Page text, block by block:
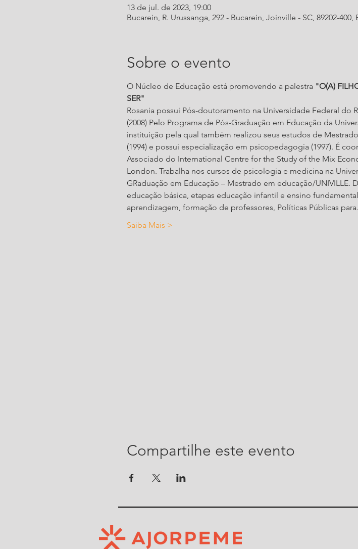
13 de jul. de 2023, 19:00
Bucarein, R. Urussanga, 292 - Bucarein, Joinville - SC, 89202-400,
Sobre o evento
O Núcleo de Educação está promovendo a palestra "O(A)
SER"
Rosania possui Pós-doutoramento na Universidade Federal do
(2008) Pelo Programa de Pós-Graduação em Educação da
instituição pela qual também realizou seus estudos de
(1994) e possui especialização em psicopedagogia (1997). É
Associado do International Centre for the Study of the Mix
London. Trabalha nos cursos de psicologia e medicina na
GRaduação em Educação – Mestrado em educação/
educação básica, etapas educação infantil e ensino
aprendizagem, formação de professores, Políticas Públicas
Saiba Mais >
Compartilhe este evento